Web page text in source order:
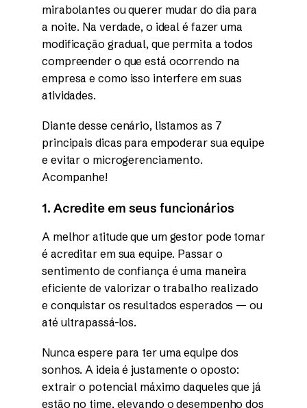
mirabolantes ou querer mudar do dia para
a noite. Na verdade, o ideal é fazer uma
modificação gradual, que permita a todos
compreender o que está ocorrendo na
empresa e como isso interfere em suas
atividades.
Diante desse cenário, listamos as 7
principais dicas para empoderar sua equipe
e evitar o microgerenciamento.
Acompanhe!
1. Acredite em seus funcionários
A melhor atitude que um gestor pode tomar
é acreditar em sua equipe. Passar o
sentimento de confiança é uma maneira
eficiente de valorizar o trabalho realizado
e conquistar os resultados esperados — ou
até ultrapassá-los.
Nunca espere para ter uma equipe dos
sonhos. A ideia é justamente o oposto:
extrair o potencial máximo daqueles que já
estão no time, elevando o desempenho dos